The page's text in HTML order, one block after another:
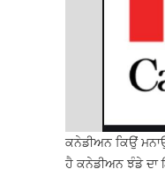
ਕਨੇਡੀਅਨ ਕਿਉਂ
ਹੈ ਕਨੇਡੀਅਨ ਝੰਡੇ ਦਾ